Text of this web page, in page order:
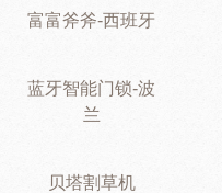
富富斧斧-西班牙
蓝牙智能门锁-波
兰
贝塔割草机